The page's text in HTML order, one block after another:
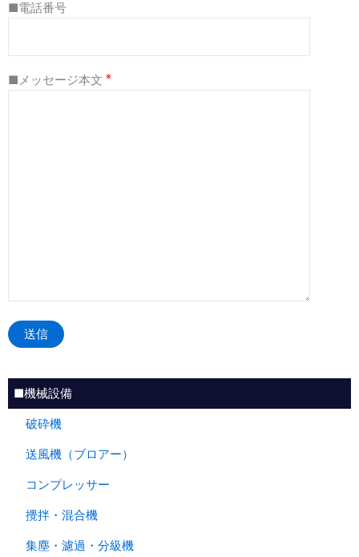
■電話番号
■メッセージ本文 ※
■機械設備
破砕機
送風機（ブロアー）
コンプレッサー
攪拌・混合機
集塵・濾過・分級機